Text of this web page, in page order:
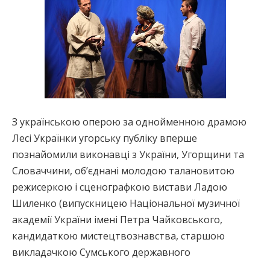
З українською оперою за однойменною драмою
Лесі Українки угорську публіку вперше
познайомили виконавці з України, Угорщини та
Словаччини, об’єднані молодою талановитою
режисеркою і сценографкою вистави Ладою
Шиленко (випускницею Національної музичної
академії України імені Петра Чайковського,
кандидаткою мистецтвознавства, старшою
викладачкою Сумського державного